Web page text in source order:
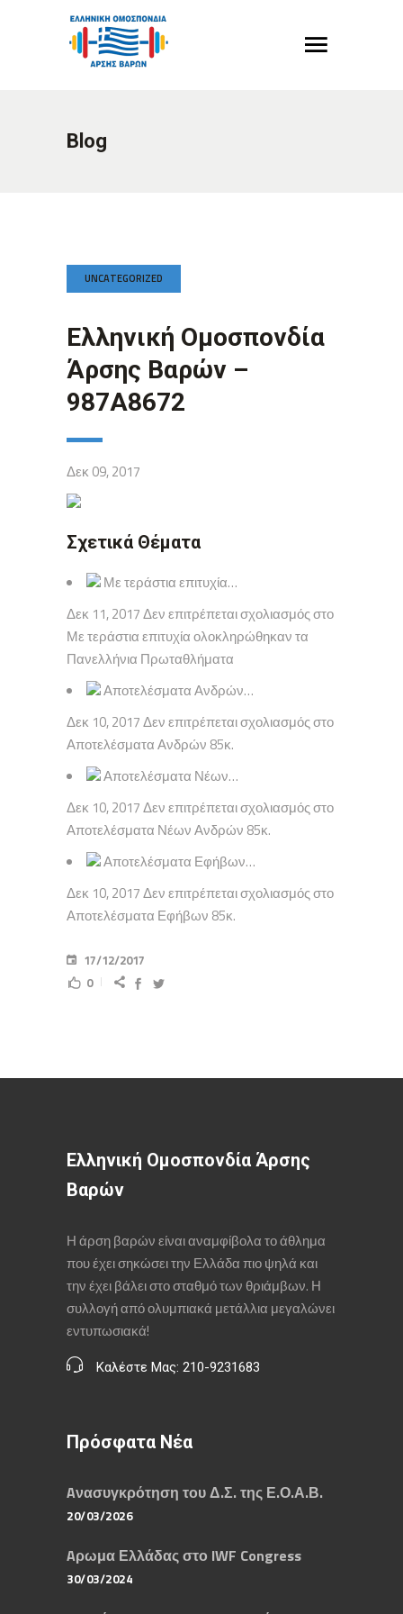
Blog
UNCATEGORIZED
Ελληνική Ομοσπονδία
Άρσης Βαρών –
987A8672
Δεκ 09, 2017
Σχετικά Θέματα
Με τεράστια επιτυχία…
Δεκ 11, 2017 Δεν επιτρέπεται σχολιασμός στο
Με τεράστια επιτυχία ολοκληρώθηκαν τα
Πανελλήνια Πρωταθλήματα
Αποτελέσματα Ανδρών…
Δεκ 10, 2017 Δεν επιτρέπεται σχολιασμός στο
Αποτελέσματα Ανδρών 85κ.
Αποτελέσματα Νέων…
Δεκ 10, 2017 Δεν επιτρέπεται σχολιασμός στο
Αποτελέσματα Νέων Ανδρών 85κ.
Αποτελέσματα Εφήβων…
Δεκ 10, 2017 Δεν επιτρέπεται σχολιασμός στο
Αποτελέσματα Εφήβων 85κ.
17/12/2017
0
Ελληνική Ομοσπονδία Άρσης
Βαρών
Η άρση βαρών είναι αναμφίβολα το άθλημα
που έχει σηκώσει την Ελλάδα πιο ψηλά και
την έχει βάλει στο σταθμό των θριάμβων. Η
συλλογή από ολυμπιακά μετάλλια μεγαλώνει
εντυπωσιακά!
Καλέστε Μας: 210-9231683
Πρόσφατα Νέα
Aνασυγκρότηση του Δ.Σ. της Ε.Ο.Α.Β.
20/03/2026
Aρωμα Ελλάδας στο IWF Congress
30/03/2024